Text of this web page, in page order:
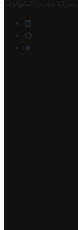
شركة مخزن التكنولوجيا